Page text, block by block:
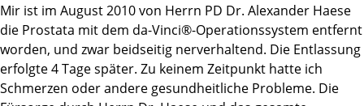
Mir ist im August 2010 von Herrn PD Dr. Alexander Haese
die Prostata mit dem da-Vinci®-Operationssystem entfernt
worden, und zwar beidseitig nerverhaltend. Die Entlassung
erfolgte 4 Tage später. Zu keinem Zeitpunkt hatte ich
Schmerzen oder andere gesundheitliche Probleme. Die